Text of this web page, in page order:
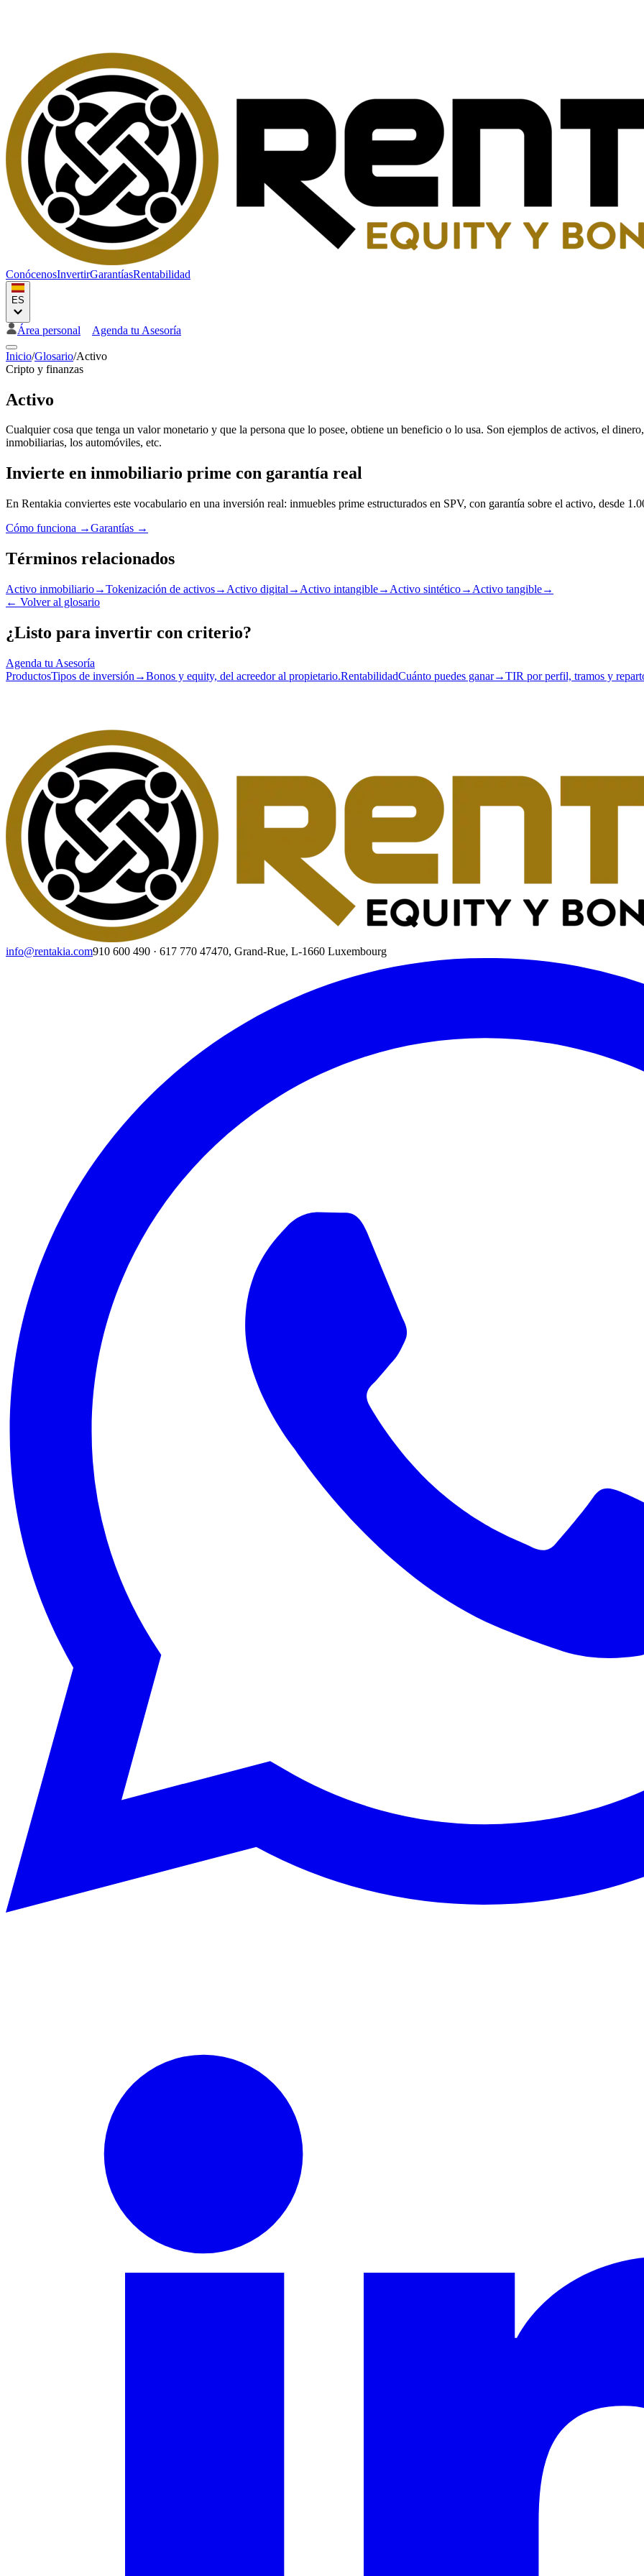
ConócenosInvertirGarantíasRentabilidad
ES
Área personal Agenda tu Asesoría
Inicio/Glosario/Activo
Cripto y finanzas
Activo
Cualquier cosa que tenga un valor monetario y que la persona que lo posee, obtiene un beneficio o lo usa. Son ejemplos de activos, el
inmobiliarias, los automóviles, etc.
Invierte en inmobiliario prime con garantía real
En Rentakia conviertes este vocabulario en una inversión real: inmuebles prime estructurados en SPV, con garantía sobre el activo, desde
Cómo funciona →Garantías →
Términos relacionados
Activo inmobiliario→Tokenización de activos→ Activo digital → Activo intangible→ Activo sintético→ Activo tangible→
← Volver al glosario
¿Listo para invertir con criterio?
Agenda tu Asesoría
ProductosTipos de inversión →Bonos y equity, del acreedor al propietario.RentabilidadCuánto puedes ganar→TIR por perfil, tramos y
info@rentakia.com910 600 490 · 617 770 47470, Grand-Rue, L-1660 Luxembourg